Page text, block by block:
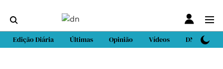
Edição Diária Últimas Opinião Vídeos DN Sport